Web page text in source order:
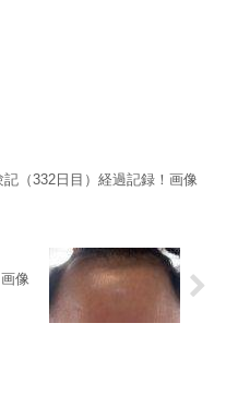
（332日目）経過記録！画像
像